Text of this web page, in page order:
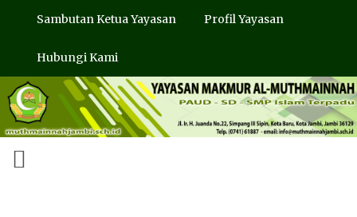
Sambutan Ketua Yayasan Profil Yayasan
Hubungi Kami